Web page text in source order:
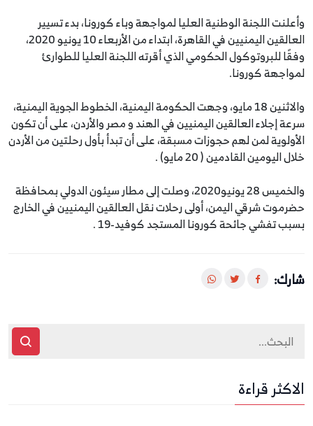
وأعلنت اللجنة الوطنية العليا لمواجهة وباء كورونا، بدء تسيير
العالقين اليمنيين في القاهرة، ابتداء من الأربعاء 10 يونيو 2020،
وفقًا للبروتوكول الحكومي الذي أقرته اللجنة العليا للطوارئ
لمواجهة كورونا.
والاثنين 18 مايو، وجهت الحكومة اليمنية، الخطوط الجوية اليمنية،
سرعة إجلاء العالقين اليمنيين في ‎الهند و ‎مصر والأردن، على أن تكون
الأولوية لمن لهم حجوزات مسبقة، على أن تبدأ بأول رحلتين من الأردن
خلال اليومين القادمين ( 20 مايو) .
والخميس 28 يونيو2020، وصلت إلى مطار سيئون الدولي بمحافظة
حضرموت شرقي اليمن، أولى رحلات نقل العالقين اليمنيين في الخارج
بسبب تفشي جائحة كورونا المستجد كوفيد-19 .
شارك:
الاكثر قراءة